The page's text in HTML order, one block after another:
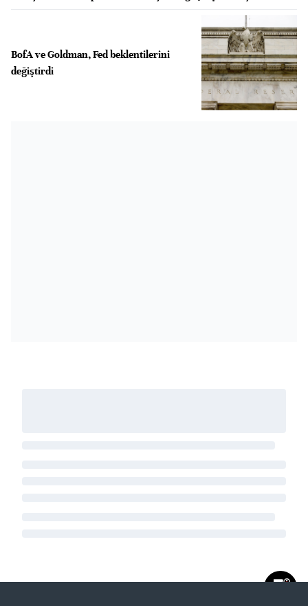
BofA ve Goldman, Fed beklentilerini
değiştirdi